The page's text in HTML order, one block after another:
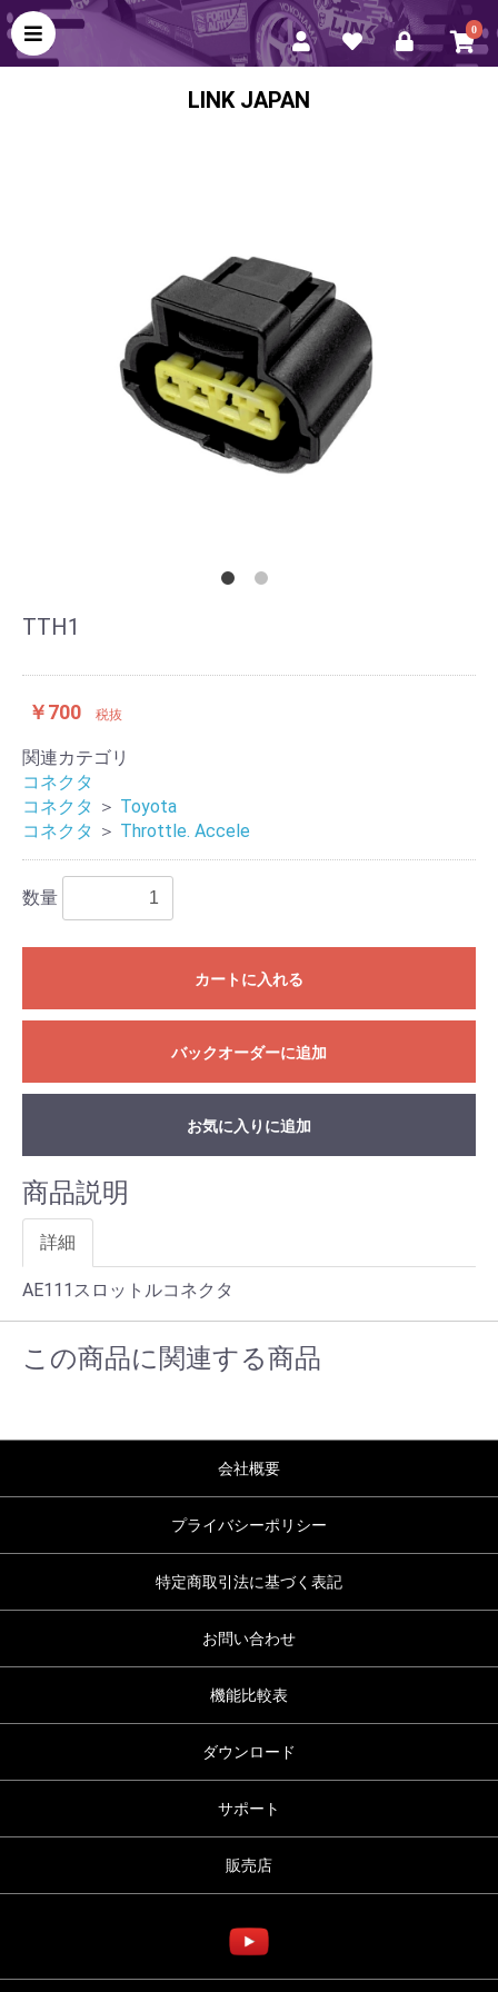
0
LINK JAPAN
TTH1
￥700 税抜
関連カテゴリ
コネクタ
コネクタ ＞ Toyota
コネクタ ＞ Throttle. Accele
数量
カートに入れる
バックオーダーに追加
お気に入りに追加
商品説明
詳細
AE111スロットルコネクタ
この商品に関連する商品
会社概要
プライバシーポリシー
特定商取引法に基づく表記
お問い合わせ
機能比較表
ダウンロード
サポート
販売店